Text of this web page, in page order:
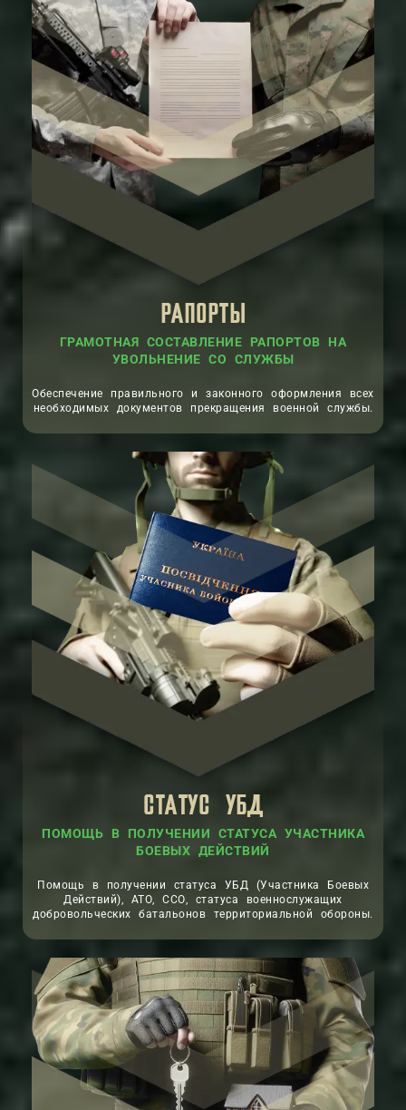
РАПОРТЫ
ГРАМОТНАЯ СОСТАВЛЕНИЕ РАПОРТОВ НА
УВОЛЬНЕНИЕ СО СЛУЖБЫ
Обеспечение правильного и законного оформления всех
необходимых документов прекращения военной службы.
СТАТУС УБД
ПОМОЩЬ В ПОЛУЧЕНИИ СТАТУСА УЧАСТНИКА
БОЕВЫХ ДЕЙСТВИЙ
Помощь в получении статуса УБД (Участника Боевых
Действий), АТО, ССО, статуса военнослужащих
добровольческих батальонов территориальной обороны.